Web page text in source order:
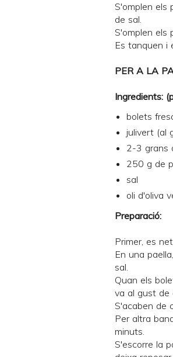
S'omplen els
de sal.
S'omplen els
Es tanquen i
PER A LA
Ingredients:
bolets
julivert (al
2-3 grans
250 g de
sal
oli d'oliva
Preparació:
Primer, es
En una
sal.
Quan els
va al gust de
S'acaben de
Per altra
minuts.
S'escorre la